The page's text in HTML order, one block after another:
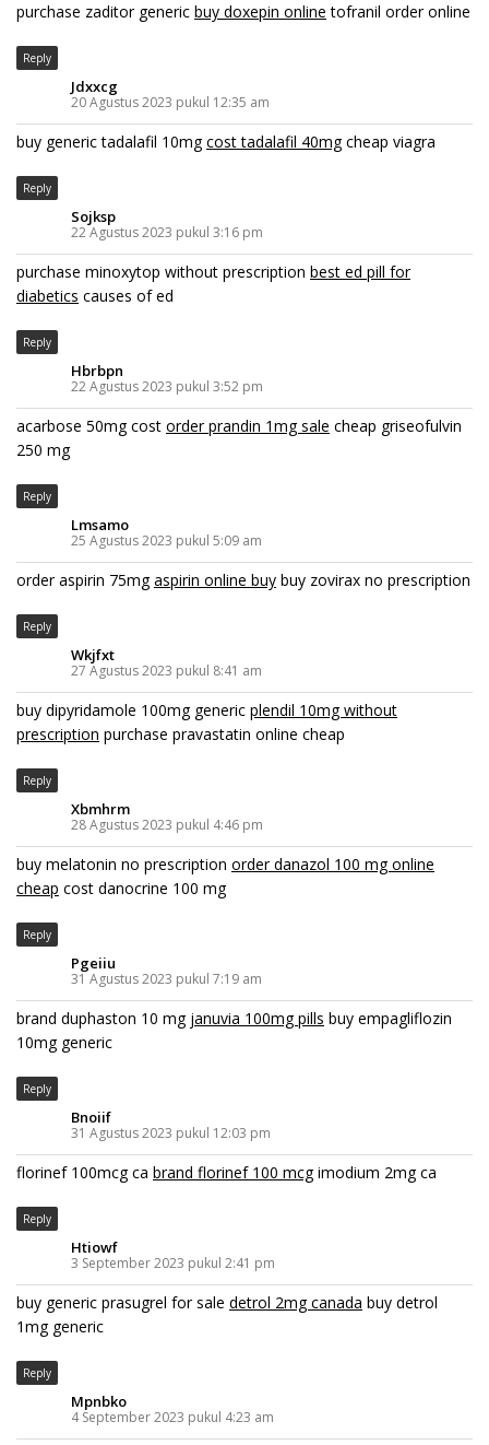
purchase zaditor generic buy doxepin online tofranil order online
Reply
Jdxxcg
20 Agustus 2023 pukul 12:35 am
buy generic tadalafil 10mgcost tadalafil 40mgcheap viagra
Reply
Sojksp
22 Agustus 2023 pukul 3:16 pm
purchase minoxytop without prescription best ed pill for
diabetics causes of ed
Reply
Hbrbpn
22 Agustus 2023 pukul 3:52 pm
acarbose 50mg cost order prandin 1mg sale cheap griseofulvin
250 mg
Reply
Lmsamo
25 Agustus 2023 pukul 5:09 am
order aspirin 75mgaspirin online buy buy zovirax no prescription
Reply
Wkjfxt
27 Agustus 2023 pukul 8:41 am
buy dipyridamole 100mg generic plendil 10mg without
prescription purchase pravastatin online cheap
Reply
Xbmhrm
28 Agustus 2023 pukul 4:46 pm
buy melatonin no prescription order danazol 100 mg online
cheap cost danocrine 100 mg
Reply
Pgeiiu
31 Agustus 2023 pukul 7:19 am
brand duphaston 10 mg januvia 100mg pills buy empagliflozin
10mg generic
Reply
Bnoiif
31 Agustus 2023 pukul 12:03 pm
florinef 100mcg ca brand florinef 100 mcgimodium 2mg ca
Reply
Htiowf
3 September 2023 pukul 2:41 pm
buy generic prasugrel for sale detrol 2mg canada buy detrol
1mg generic
Reply
Mpnbko
4 September 2023 pukul 4:23 am